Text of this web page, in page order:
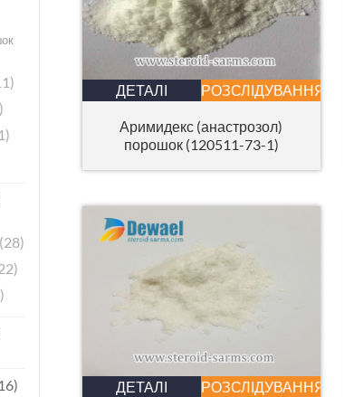
ДЕТАЛІ РОЗСЛІДУВАННЯ
Аримидекс (анастрозол)
порошок (120511-73-1)
ДЕТАЛІ РОЗСЛІДУВАННЯ
(28)